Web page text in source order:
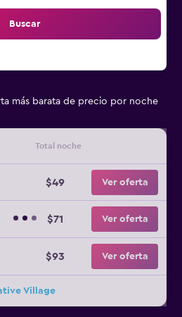
Buscar
más barata de precio por noche
Total noche
$49 Ver oferta
$71 Ver oferta
$93 Ver oferta
Village